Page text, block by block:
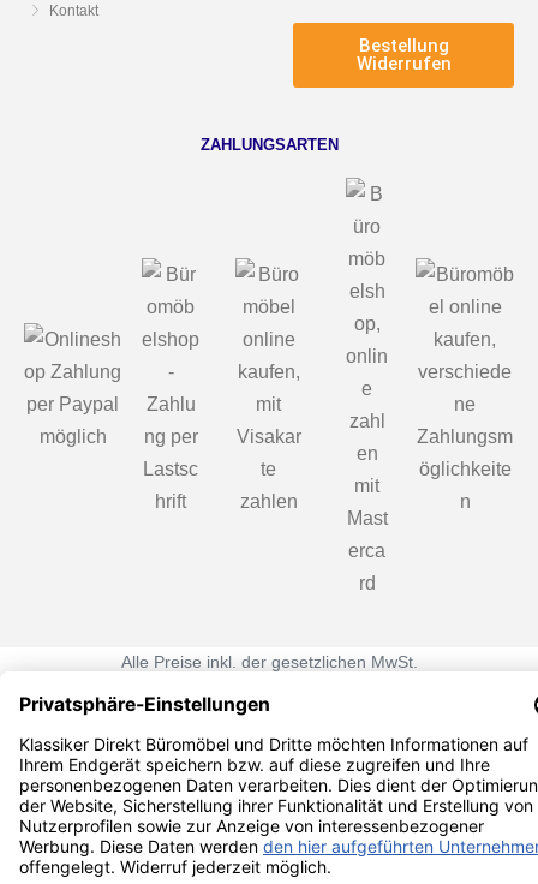
Kontakt
Bestellung
Widerrufen
ZAHLUNGSARTEN
Alle Preise inkl. der gesetzlichen MwSt.